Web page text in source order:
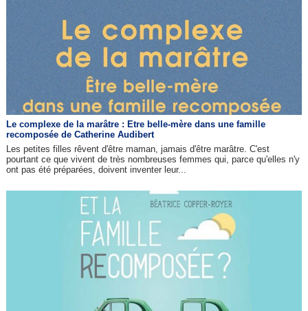
Le complexe de la marâtre : Etre belle-mère dans une famille
recomposée de Catherine Audibert
Les petites filles rêvent d'être maman, jamais d'être marâtre. C'est
pourtant ce que vivent de très nombreuses femmes qui, parce qu'elles n'y
ont pas été préparées, doivent inventer leur...